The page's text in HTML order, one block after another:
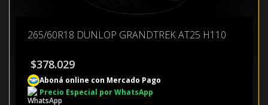
265/60R18 DUNLOP GRANDTREK AT25 H110
$378.029
Aboná online con Mercado Pago
Precio Especial por WhatsApp